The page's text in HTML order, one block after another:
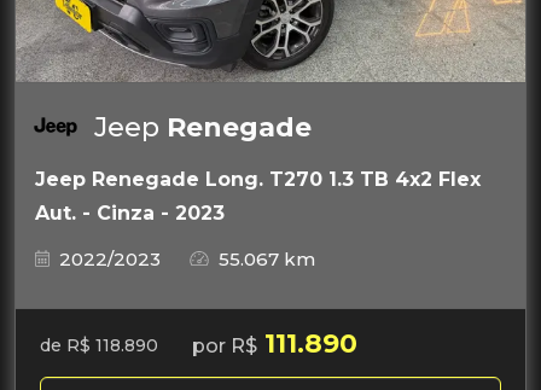
Jeep Renegade
Jeep Renegade Long. T270 1.3 TB 4x2 Flex
Aut. - Cinza - 2023
2022/2023
55.067 km
de R$ 118.890 por R$ 111.890